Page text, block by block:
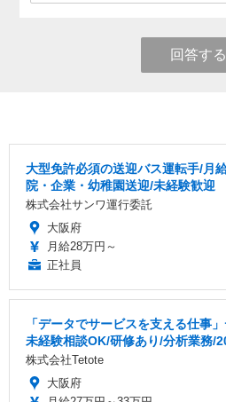
回答する
大型免許必須の送迎バス運転手/月
院・企業・幼稚園送迎/未経験歓迎
株式会社サンワ運行委託
大阪府
月給28万円～
正社員
「データでサービスを支える仕事
未経験相談OK/研修あり/分析業務/
株式会社Tetote
大阪府